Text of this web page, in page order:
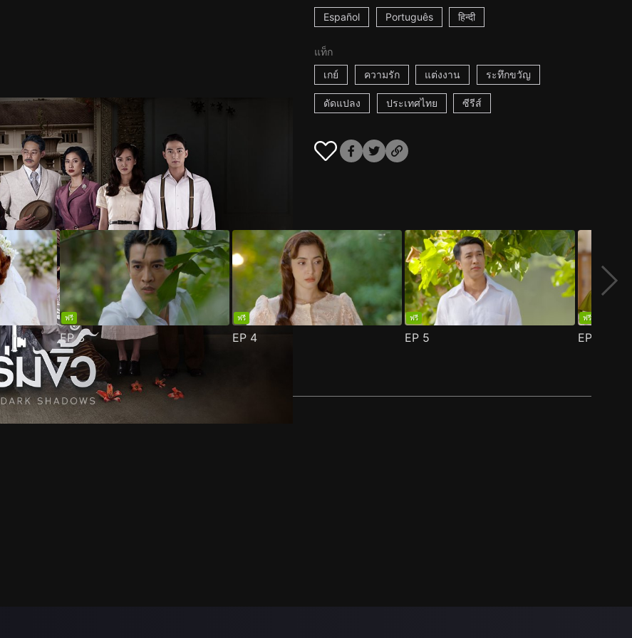
Español Português हिन्दी
แท็ก
เกย์
ความรัก แต่งงาน ระทึกขวัญ
ดัดแปลง ประเทศไทย ซีรีส์
ฟรี
EP3
ฟรี
EP 4
ฟรี
EP 5
ฟรี
EP